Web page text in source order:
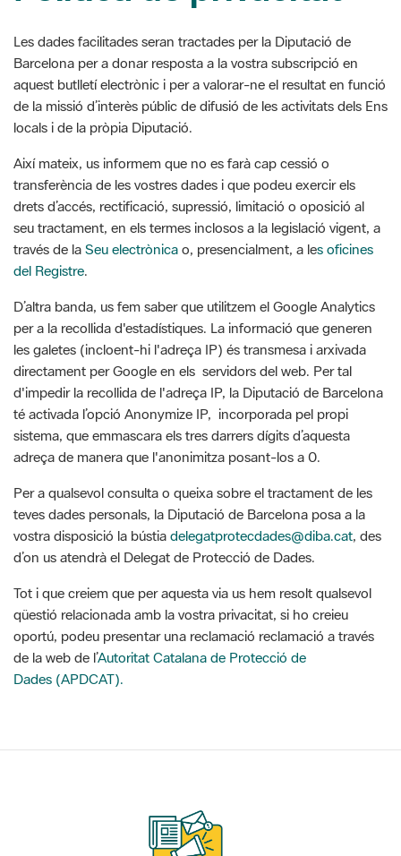
aquest butlletí electrònic i per a valorar-ne el resultat en funció
de la missió d’interès públic de difusió de les activitats dels Ens
locals i de la pròpia Diputació.
Així mateix, us informem que no es farà cap cessió o
transferència de les vostres dades i que podeu exercir els
drets d’accés, rectificació, supressió, limitació o oposició al
seu tractament, en els termes inclosos a la legislació vigent, a
través de laSeu electrònicao, presencialment, a les oficines
del Registre.
D’altra banda, us fem saber que utilitzem el Google Analytics
per a la recollida d'estadístiques. La informació que generen
les galetes (incloent-hi l'adreça IP) és transmesa i arxivada
directament per Google en els servidors del web. Per tal
d'impedir la recollida de l'adreça IP, la Diputació de Barcelona
té activada l’opció Anonymize IP, incorporada pel propi
sistema, que emmascara els tres darrers dígits d’aquesta
adreça de manera que l'anonimitza posant-los a 0.
Per a qualsevol consulta o queixa sobre el tractament de les
teves dades personals, la Diputació de Barcelona posa a la
vostra disposició la bústia delegatprotecdades@diba.cat , des
d’on us atendrà el Delegat de Protecció de Dades.
Tot i que creiem que per aquesta via us hem resolt qualsevol
qüestió relacionada amb la vostra privacitat, si ho creieu
oportú, podeu presentar una reclamació reclamació a través
de la web de l’Autoritat Catalana de Protecció de
Dades (APDCAT).